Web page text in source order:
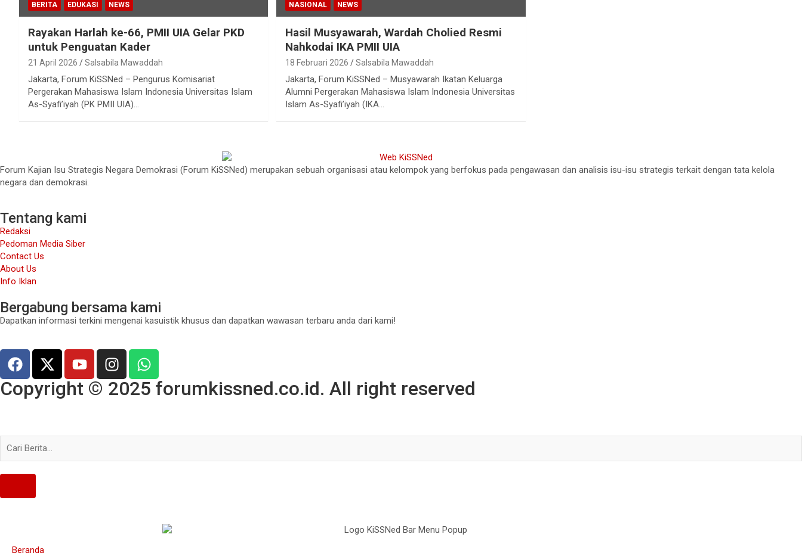
BERITA EDUKASI NEWS
Rayakan Harlah ke-66, PMII UIA Gelar PKD
untuk Penguatan Kader
21 April 2026 Salsabila Mawaddah
Jakarta, Forum KiSSNed – Pengurus Komisariat
Pergerakan Mahasiswa Islam Indonesia Universitas Islam
As-Syafi’iyah (PK PMII UIA)…
NASIONAL NEWS
Hasil Musyawarah, Wardah Cholied Resmi
Nahkodai IKA PMII UIA
18 Februari 2026 Salsabila Mawaddah
Jakarta, Forum KiSSNed – Musyawarah Ikatan Keluarga
Alumni Pergerakan Mahasiswa Islam Indonesia Universitas
Islam As-Syafi’iyah (IKA…
Forum Kajian Isu Strategis Negara Demokrasi (Forum KiSSNed) merupakan sebuah organisasi atau kelompok yang berfokus pada pengawasan dan analisis isu-isu strategis terkait dengan tata kelola
negara dan demokrasi.
Tentang kami
Redaksi
Pedoman Media Siber
Contact Us
About Us
Info Iklan
Bergabung bersama kami
Dapatkan informasi terkini mengenai kasuistik khusus dan dapatkan wawasan terbaru anda dari kami!
Copyright © 2025 forumkissned.co.id. All right reserved
Beranda